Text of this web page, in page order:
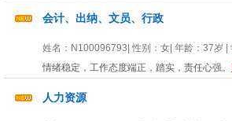
会计、出纳、文员、行政
姓名： N100096793 | 性别： 女 | 年龄： 37岁
情绪稳定，工作态度端正，踏实，责任心强。
人力资源